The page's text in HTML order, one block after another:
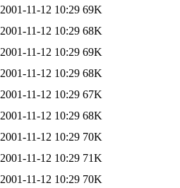
2001-11-12 10:29 69K
2001-11-12 10:29 68K
2001-11-12 10:29 69K
2001-11-12 10:29 68K
2001-11-12 10:29 67K
2001-11-12 10:29 68K
2001-11-12 10:29 70K
2001-11-12 10:29 71K
2001-11-12 10:29 70K